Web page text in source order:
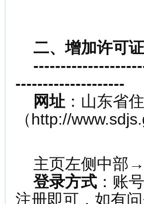
二、增加许可
--------------------
网址 ：山东省
（http://
主页左侧中部→
登录方式 ：账
注册即可，如有